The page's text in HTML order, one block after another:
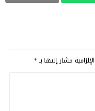
مشار إليها بـ*